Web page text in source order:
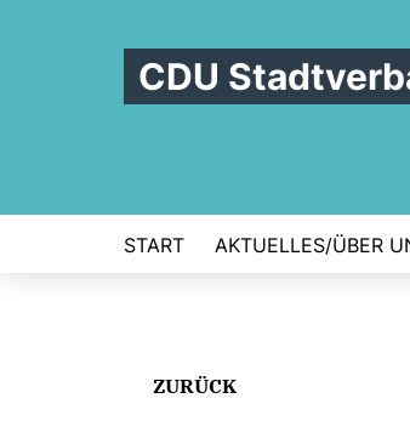
CDU
START AKTUELLES/ÜBER
ZURÜCK